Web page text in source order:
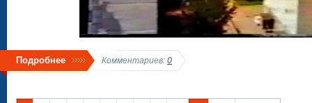
Подробнее Комментариев: 0